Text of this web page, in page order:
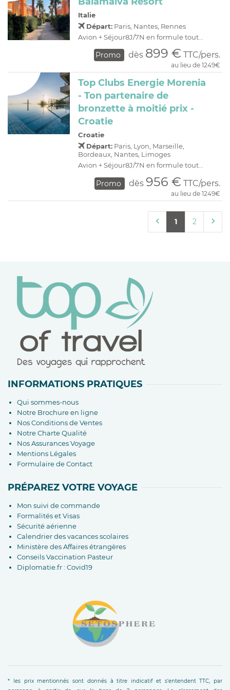
Italie
Départ: Paris, Nantes, Rennes
Avion + Séjour8J/7N en formule tout...
Promo dès 899 € TTC/pers.
au lieu de 1249€
Top Clubs Energie Morenia
- Ton partenaire de
bronzette à moitié prix -
Croatie
Croatie
Départ: Paris, Lyon, Marseille,
Bordeaux, Nantes, Limoges
Avion + Séjour8J/7N en formule tout...
Promo dès 956 € TTC/pers.
au lieu de 1249€
1 2
INFORMATIONS PRATIQUES
Qui sommes-nous
Notre Brochure en ligne
Nos Conditions de Ventes
Notre Charte Qualité
Nos Assurances Voyage
Mentions Légales
Formulaire de Contact
PRÉPAREZ VOTRE VOYAGE
Mon suivi de commande
Formalités et Visas
Sécurité aérienne
Calendrier des vacances scolaires
Ministère des Affaires étrangères
Conseils Vaccination Pasteur
Diplomatie.fr : Covid19
* les prix mentionnés sont donnés à titre indicatif et s'entendent TTC, par